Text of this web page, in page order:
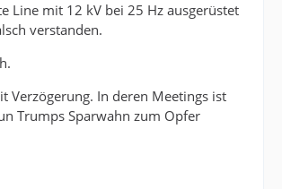
Line mit 12 kV bei 25 Hz ausgerüstet
verstanden.
Verzögerung. In deren Meetings ist
Trumps Sparwahn zum Opfer